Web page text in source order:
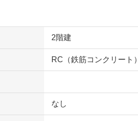
2階建
RC（鉄筋コンクリート）
なし